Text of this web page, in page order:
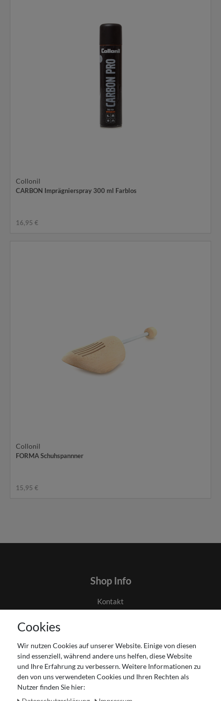
Collonil
CARBON Imprägnierspray 300 ml Farblos
16,95 €
Collonil
FORMA Schuhspannner
15,95 €
Shop Info
Kontakt
Impressum
Widerrufsrecht
Zahlung und Versand
Unser Ladengeschäft
Cookies
Wir nutzen Cookies auf unserer Website. Einige von diesen
sind essenziell, während andere uns helfen, diese Website
und Ihre Erfahrung zu verbessern. Weitere Informationen zu
den von uns verwendeten Cookies und Ihren Rechten als
Nutzer finden Sie hier: